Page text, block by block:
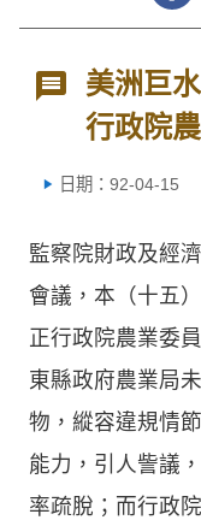
美洲巨
行政院
日期：92-04-15
監察院財政及經
會議，本（十五
正行政院農業委
東縣政府農業局
物，縱容違規情
能力，引人訾議
率疏脫；而行政